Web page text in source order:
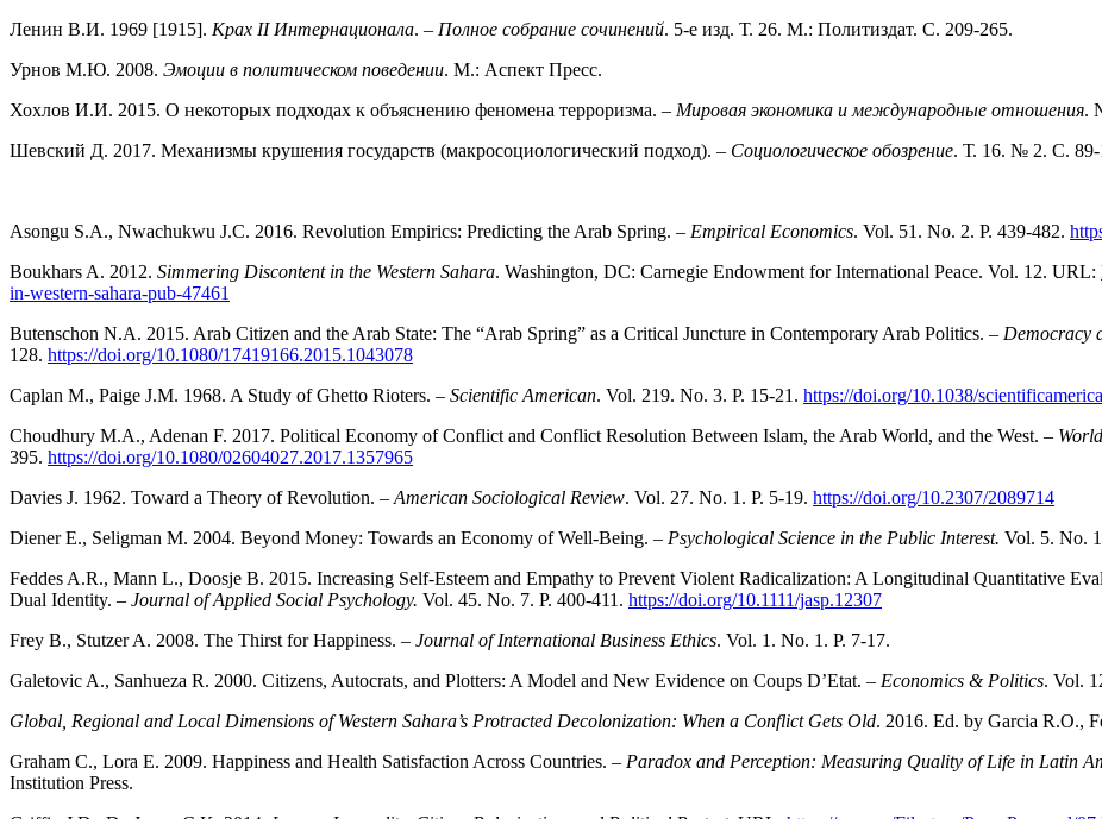
Ленин В.И. 1969 [1915]. Крах II Интернационала. – Полное собрание сочинений. 5-е изд. Т. 26. М.: Политиздат. С. 209-265.
Урнов М.Ю. 2008. Эмоции в политическом поведении. М.: Аспект Пресс.
Хохлов И.И. 2015. О некоторых подходах к объяснению феномена терроризма. – Мировая экономика и международные отношения.
Шевский Д. 2017. Механизмы крушения государств (макросоциологический подход). – Социологическое обозрение. Т. 16. № 2. С. 89-
Asongu S.A., Nwachukwu J.C. 2016. Revolution Empirics: Predicting the Arab Spring. – Empirical Economics. Vol. 51. No. 2. P. 439-482.
Boukhars A. 2012. Simmering Discontent in the Western Sahara. Washington, DC: Carnegie Endowment for International Peace. Vol. 12. URL:
in-western-sahara-pub-47461
Butenschon N.A. 2015. Arab Citizen and the Arab State: The “Arab Spring” as a Critical Juncture in Contemporary Arab Politics. – Democracy
128. https://doi.org/10.1080/17419166.2015.1043078
Caplan M., Paige J.M. 1968. A Study of Ghetto Rioters. – Scientific American. Vol. 219. No. 3. P. 15-21. https://doi.org/10.1038/
Choudhury M.A., Adenan F. 2017. Political Economy of Conflict and Conflict Resolution Between Islam, the Arab World, and the West. –
395. https://doi.org/10.1080/02604027.2017.1357965
Davies J. 1962. Toward a Theory of Revolution. – American Sociological Review. Vol. 27. No. 1. P. 5-19. https://doi.org/10.2307/2089714
Diener E., Seligman M. 2004. Beyond Money: Towards an Economy of Well-Being. – Psychological Science in the Public Interest. Vol. 5. No.
Feddes A.R., Mann L., Doosje B. 2015. Increasing Self‐Esteem and Empathy to Prevent Violent Radicalization: A Longitudinal Quantitative
Dual Identity. – Journal of Applied Social Psychology. Vol. 45. No. 7. P. 400-411. https://doi.org/10.1111/jasp.12307
Frey B., Stutzer A. 2008. The Thirst for Happiness. – Journal of International Business Ethics. Vol. 1. No. 1. P. 7-17.
Galetovic A., Sanhueza R. 2000. Citizens, Autocrats, and Plotters: A Model and New Evidence on Coups D’Etat. – Economics & Politics. Vol.
Global, Regional and Local Dimensions of Western Sahara’s Protracted Decolonization: When a Conflict Gets Old. 2016. Ed. by Garcia R.O.,
Graham C., Lora E. 2009. Happiness and Health Satisfaction Across Countries. – Paradox and Perception: Measuring Quality of Life in Latin
Institution Press.